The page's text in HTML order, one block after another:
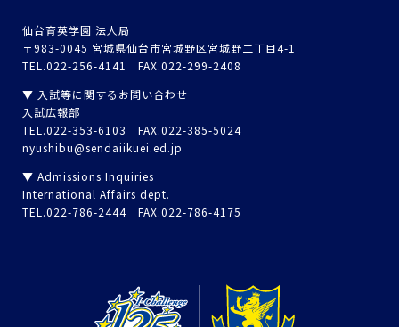
仙台育英学園 法人局
〒983-0045 宮城県仙台市宮城野区宮城野二丁目4-1
TEL.022-256-4141 FAX.022-299-2408
▼ 入試等に関するお問い合わせ
入試広報部
TEL.022-353-6103 FAX.022-385-5024
nyushibu@sendaiikuei.ed.jp
▼ Admissions Inquiries
International Affairs dept.
TEL.022-786-2444 FAX.022-786-4175